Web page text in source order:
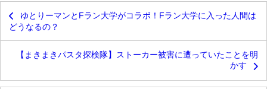
ゆとりーマンとFラン大学がコラボ！Fラン大学に入った人間は
どうなるの？
【まきまきパスタ探検隊】ストーカー被害に遭っていたことを明
かす